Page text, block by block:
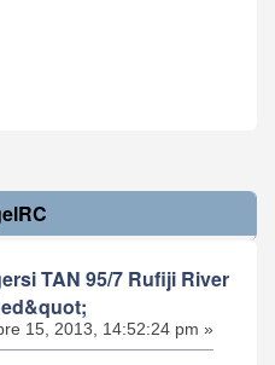
TAN 95/7 Rufiji River
15, 2013, 14:52:24 pm »